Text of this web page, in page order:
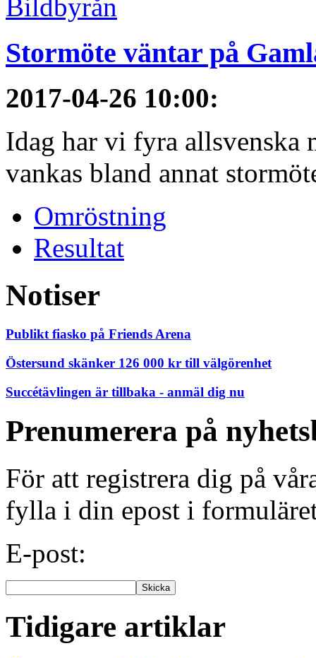
Stormöte väntar på
2017-04-26 10:00:
Idag har vi fyra allsvenska
vankas bland annat
Omröstning
Resultat
Notiser
Publikt fiasko på Friends Arena
Östersund skänker 126 000 kr till välgörenhet
Succétävlingen är tillbaka - anmäl dig nu
Prenumerera på
För att registrera dig på
fylla i din epost i
E-post:
Tidigare artiklar